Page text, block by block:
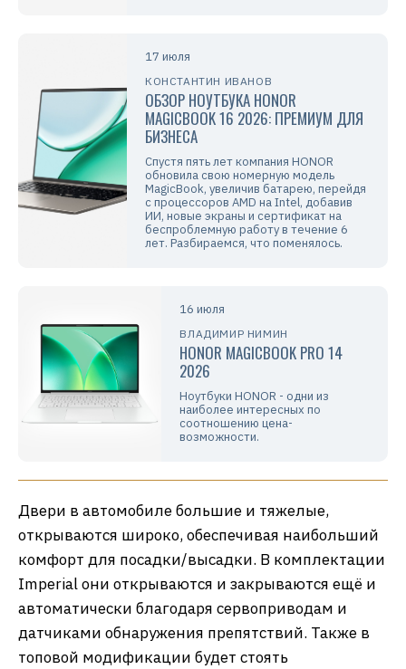
17 июля
КОНСТАНТИН ИВАНОВ
ОБЗОР НОУТБУКА HONOR
MAGICBOOK 16 2026: ПРЕМИУМ ДЛЯ
БИЗНЕСА
Спустя пять лет компания HONOR
обновила свою номерную модель
MagicBook, увеличив батарею, перейдя
с процессоров AMD на Intel, добавив
ИИ, новые экраны и сертификат на
беспроблемную работу в течение 6
лет. Разбираемся, что поменялось.
16 июля
ВЛАДИМИР НИМИН
HONOR MAGICBOOK PRO 14
2026
Ноутбуки HONOR - одни из
наиболее интересных по
соотношению цена-
возможности.
Двери в автомобиле большие и тяжелые,
открываются широко, обеспечивая наибольший
комфорт для посадки/высадки. В комплектации
Imperial они открываются и закрываются ещё и
автоматически благодаря сервоприводам и
датчиками обнаружения препятствий. Также в
топовой модификации будет стоять